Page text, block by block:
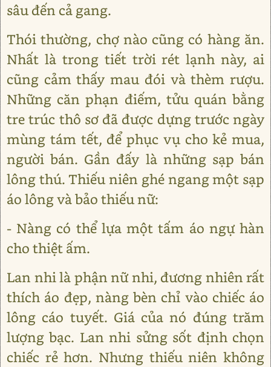
sâu đến cả gang.
Thói thường, chợ nào cũng có hàng ăn.
Nhất là trong tiết trời rét lạnh này, ai
cũng cảm thấy mau đói và thèm rượu.
Những căn phạn điếm, tửu quán bằng
tre trúc thô sơ đã được dựng trước ngày
mùng tám tết, để phục vụ cho kẻ mua,
người bán. Gần đấy là những sạp bán
lông thú. Thiếu niên ghé ngang một sạp
áo lông và bảo thiếu nữ:
- Nàng có thể lựa một tấm áo ngự hàn
cho thiệt ấm.
Lan nhi là phận nữ nhi, đương nhiên rất
thích áo đẹp, nàng bèn chỉ vào chiếc áo
lông cáo tuyết. Giá của nó đúng trăm
lượng bạc. Lan nhi sửng sốt định chọn
chiếc rẻ hơn. Nhưng thiếu niên không